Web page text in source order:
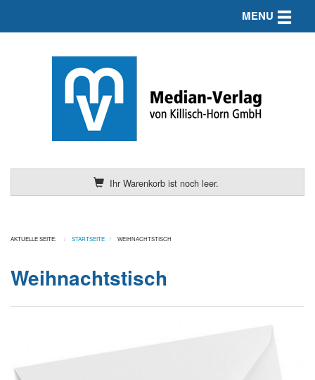
Ihr Warenkorb ist noch leer.
MENU Toggle
AKTUELLE SEITE: STARTSEITE WEIHNACHTSTISCH
Weihnachtstisch